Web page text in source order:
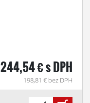
244,54 € s DPH
198,81 € bez DPH